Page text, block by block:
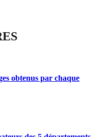
obtenus par chaque